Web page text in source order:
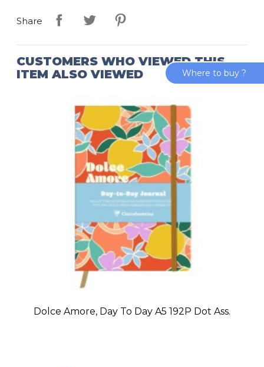
Share
CUSTOMERS WHO VIEWED THIS
ITEM ALSO VIEWED
Dolce Amore, Day To Day A5 192P Dot Ass.
Where to buy ?